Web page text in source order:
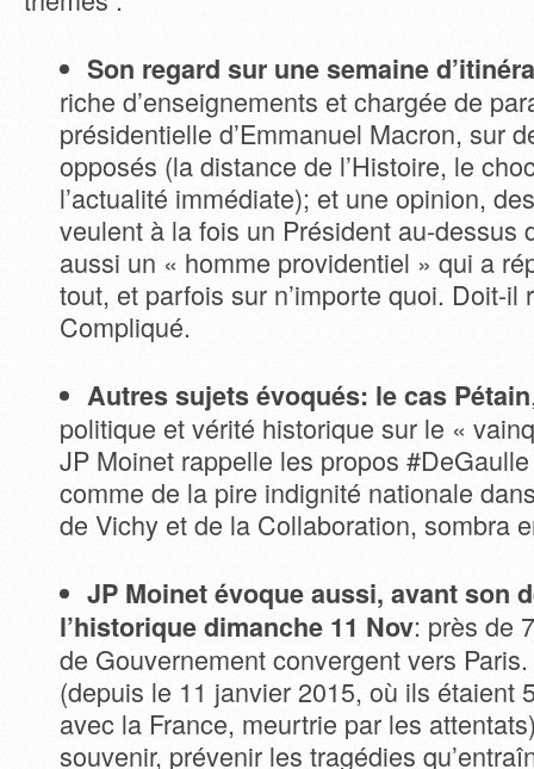
Son regard sur une semaine
riche d’enseignements et chargée de
présidentielle d’Emmanuel Macron, sur
opposés (la distance de l’Histoire, le
l’actualité immédiate); et une opinion,
veulent à la fois un Président au-dessus
aussi un « homme providentiel » qui a
tout, et parfois sur n’importe quoi. Doit-il
Compliqué.
Autres sujets évoqués: le cas Pétain
politique et vérité historique sur le «
JP Moinet rappelle les propos
comme de la pire indignité nationale
de Vichy et de la Collaboration, sombra
JP Moinet évoque aussi, avant son
l’historique dimanche 11 Nov: près de
de Gouvernement convergent vers
(depuis le 11 janvier 2015, où ils étaient
avec la France, meurtrie par les
souvenir, prévenir les tragédies